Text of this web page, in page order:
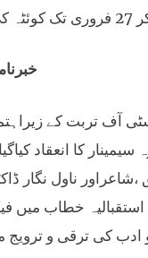
خبرنامہ
آف تربت کے
کا انعقاد
ناول نگار
خطاب میں
و ادب کی ترقی و